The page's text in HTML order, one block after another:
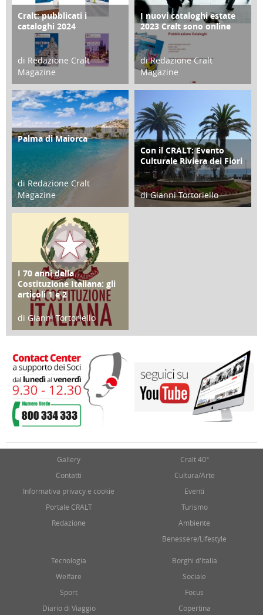
COPERTINA
Cralt: pubblicati i
cataloghi 2024
di Redazione Cralt
Magazine
21 Novembre 2023
CONTRO COPERTINA
I nuovi cataloghi estate
2023 Cralt sono online
di Redazione Cralt
Magazine
07 Marzo 2023
ATTIVITÀ
Palma di Maiorca
di Redazione Cralt
Magazine
25 Giugno 2016
ATTIVITÀ
Con il CRALT: Evento
Culturale Riviera dei Fiori
di Gianni Tortoriello
FOCUS
I 70 anni della
Costituzione Italiana: gli
articoli 1 e 2
di Gianni Tortoriello
17 Marzo 2018
Gallery
Contatti
Informativa privacy e cookie
Portale CRALT
Redazione
Cralt 40°
Cultura/Arte
Eventi
Turismo
Ambiente
Benessere/Lifestyle
Tecnologia
Welfare
Sport
Diario di Viaggio
Borghi d'Italia
Sociale
Focus
Copertina